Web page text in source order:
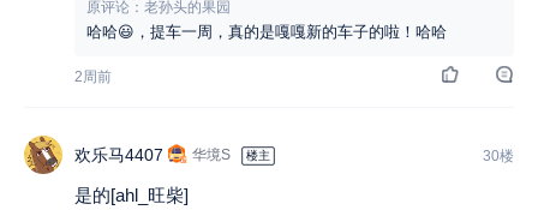
原评论：老孙头的果园
哈哈😃，提车一周，真的是嘎嘎新的车子的啦！哈哈
2周前
欢乐马4407 华境S 楼主 30楼
是的[ahl_旺柴]